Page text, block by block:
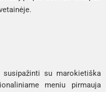
su marokietiška
meniu pirmauja